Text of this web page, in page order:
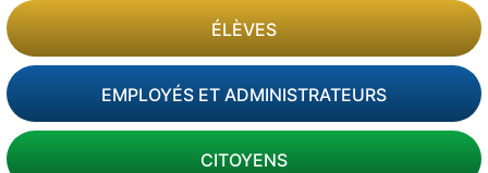
ÉLÈVES
EMPLOYÉS ET ADMINISTRATEURS
CITOYENS